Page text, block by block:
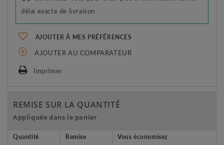
délai exacte de livraison
AJOUTER À MES PRÉFÉRENCES
AJOUTER AU COMPARATEUR
Imprimer
REMISE SUR LA QUANTITÉ
Appliquée dans le panier
Quantité Remise Vous économisez